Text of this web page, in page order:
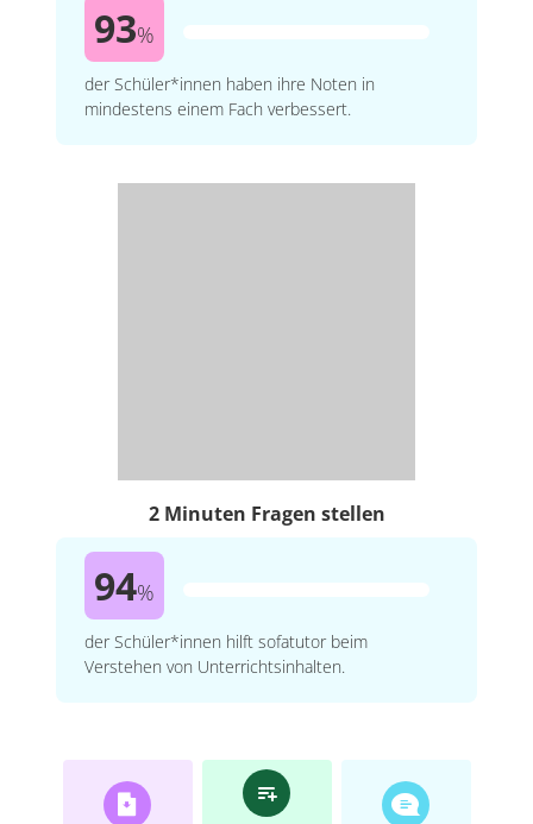
93%
der Schüler*innen haben ihre Noten in
mindestens einem Fach verbessert.
2 Minuten Fragen stellen
94%
der Schüler*innen hilft sofatutor beim
Verstehen von Unterrichtsinhalten.